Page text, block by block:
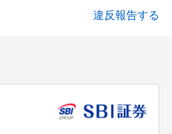
違反報告する